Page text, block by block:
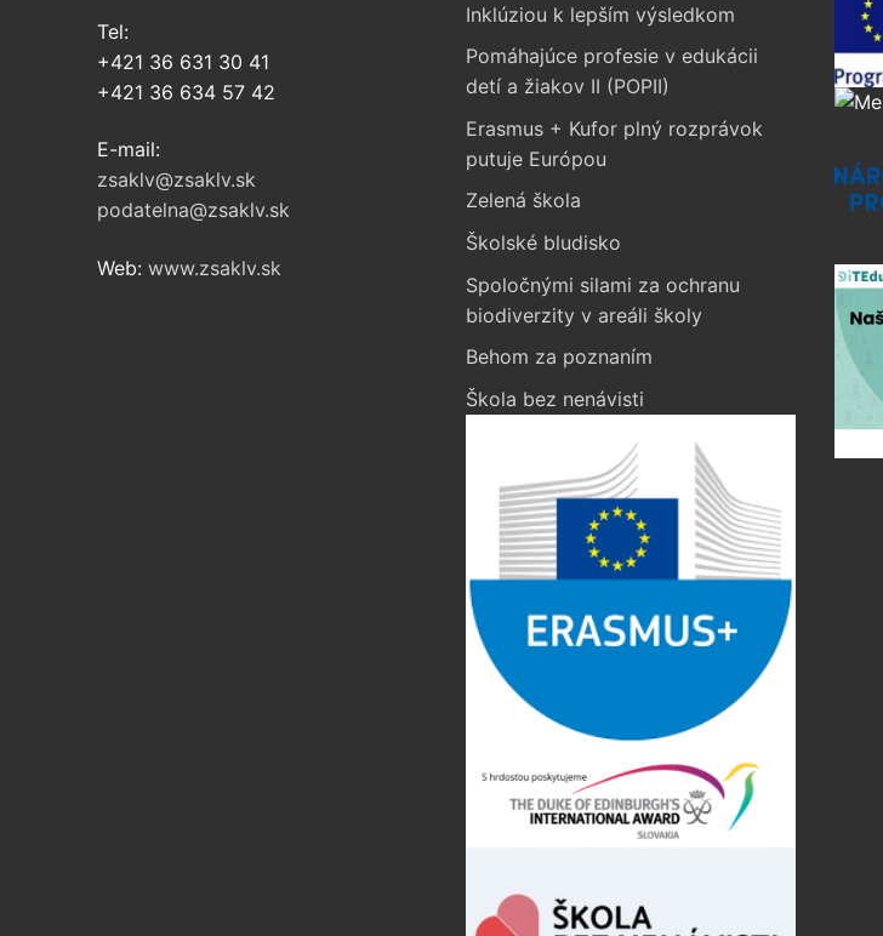
Tel:
+421 36 631 30 41
+421 36 634 57 42
E-mail:
zsaklv@zsaklv.sk
podatelna@zsaklv.sk
Web: www.zsaklv.sk
Inklúziou k lepším výsledkom
Pomáhajúce profesie v edukácii
detí a žiakov II (POPII)
Erasmus + Kufor plný rozprávok
putuje Európou
Zelená škola
Školské bludisko
Spoločnými silami za ochranu
biodiverzity v areáli školy
Behom za poznaním
Škola bez nenávisti